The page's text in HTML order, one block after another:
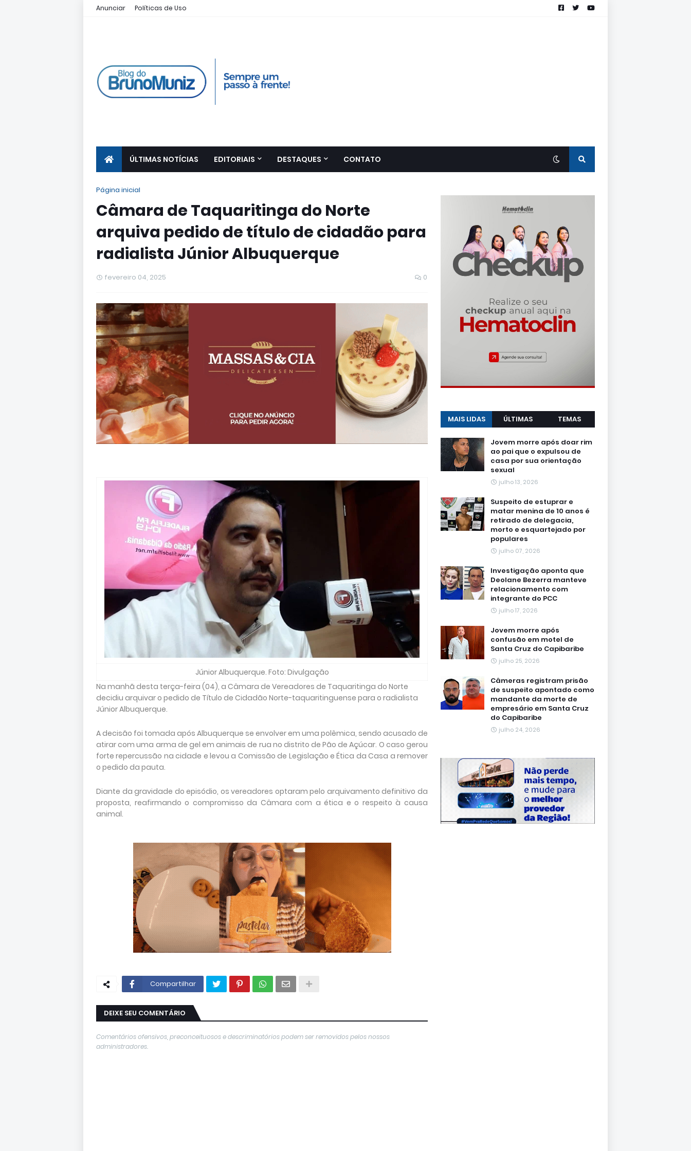
Anunciar Políticas de Uso
ÚLTIMAS NOTÍCIAS EDITORIAIS DESTAQUES CONTATO
Página inicial
Câmara de Taquaritinga do Norte
arquiva pedido de título de cidadão para
radialista Júnior Albuquerque
fevereiro 04, 2025 0
Júnior Albuquerque. Foto: Divulgação
Na manhã desta terça-feira (04), a Câmara de Vereadores de Taquaritinga do Norte
decidiu arquivar o pedido de Título de Cidadão Norte-taquaritinguense para o radialista
Júnior Albuquerque.
A decisão foi tomada após Albuquerque se envolver em uma polêmica, sendo acusado de
atirar com uma arma de gel em animais de rua no distrito de Pão de Açúcar. O caso gerou
forte repercussão na cidade e levou a Comissão de Legislação e Ética da Casa a remover
o pedido da pauta.
Diante da gravidade do episódio, os vereadores optaram pelo arquivamento definitivo da
proposta, reafirmando o compromisso da Câmara com a ética e o respeito à causa
animal.
Compartilhar
DEIXE SEU COMENTÁRIO
Comentários ofensivos, preconceituosos e descriminatórios podem ser removidos pelos nossos
administradores.
MAIS LIDAS ÚLTIMAS TEMAS
Jovem morre após doar rim
ao pai que o expulsou de
casa por sua orientação
sexual
julho 13, 2026
Suspeito de estuprar e
matar menina de 10 anos é
retirado de delegacia,
morto e esquartejado por
populares
julho 07, 2026
Investigação aponta que
Deolane Bezerra manteve
relacionamento com
integrante do PCC
julho 17, 2026
Jovem morre após
confusão em motel de
Santa Cruz do Capibaribe
julho 25, 2026
Câmeras registram prisão
de suspeito apontado como
mandante da morte de
empresário em Santa Cruz
do Capibaribe
julho 24, 2026